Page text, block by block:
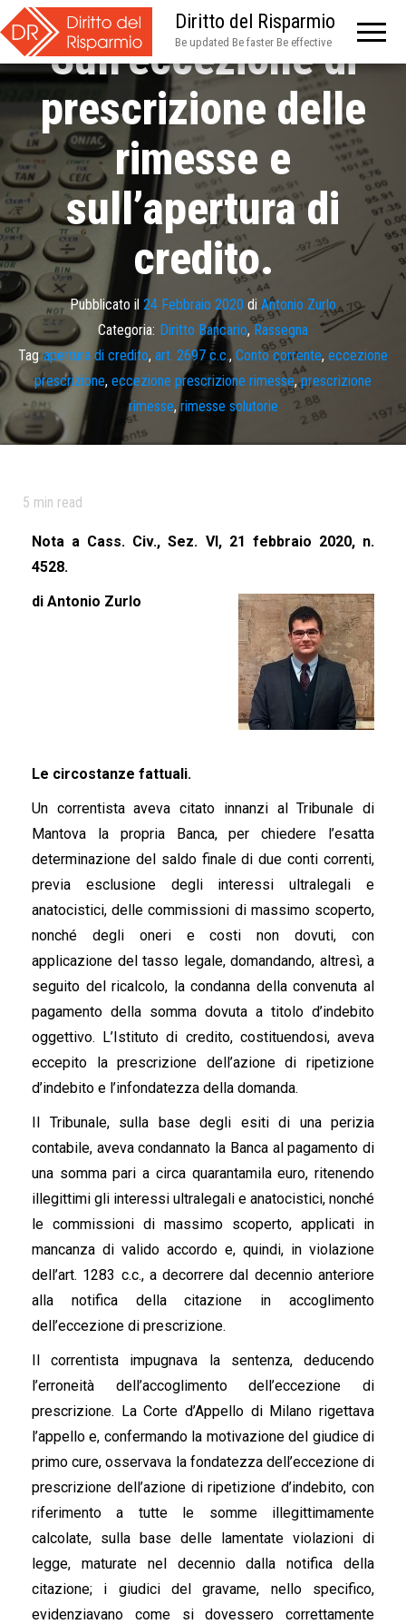
Diritto del Risparmio
Be updated Be faster Be effective
Sull’eccezione di
prescrizione delle
rimesse e
sull’apertura di
credito.
Pubblicato il 24 Febbraio 2020 di Antonio Zurlo
Categoria: Diritto Bancario, Rassegna
Tag apertura di credito, art. 2697 c.c., Conto corrente, eccezione
prescrizione, eccezione prescrizione rimesse,prescrizione
rimesse,rimesse solutorie
5 min read
Nota a Cass. Civ., Sez. VI, 21 febbraio 2020, n.
4528.
di Antonio Zurlo
Le circostanze fattuali.
Un correntista aveva citato innanzi al Tribunale di
Mantova la propria Banca, per chiedere l’esatta
determinazione del saldo finale di due conti correnti,
previa esclusione degli interessi ultralegali e
anatocistici, delle commissioni di massimo scoperto,
nonché degli oneri e costi non dovuti, con
applicazione del tasso legale, domandando, altresì, a
seguito del ricalcolo, la condanna della convenuta al
pagamento della somma dovuta a titolo d’indebito
oggettivo. L’Istituto di credito, costituendosi, aveva
eccepito la prescrizione dell’azione di ripetizione
d’indebito e l’infondatezza della domanda.
Il Tribunale, sulla base degli esiti di una perizia
contabile, aveva condannato la Banca al pagamento di
una somma pari a circa quarantamila euro, ritenendo
illegittimi gli interessi ultralegali e anatocistici, nonché
le commissioni di massimo scoperto, applicati in
mancanza di valido accordo e, quindi, in violazione
dell’art. 1283 c.c., a decorrere dal decennio anteriore
alla notifica della citazione in accoglimento
dell’eccezione di prescrizione.
Il correntista impugnava la sentenza, deducendo
l’erroneità dell’accoglimento dell’eccezione di
prescrizione. La Corte d’Appello di Milano rigettava
l’appello e, confermando la motivazione del giudice di
primo cure, osservava la fondatezza dell’eccezione di
prescrizione dell’azione di ripetizione d’indebito, con
riferimento a tutte le somme illegittimamente
calcolate, sulla base delle lamentate violazioni di
legge, maturate nel decennio dalla notifica della
citazione; i giudici del gravame, nello specifico,
evidenziavano come si dovessero correttamente